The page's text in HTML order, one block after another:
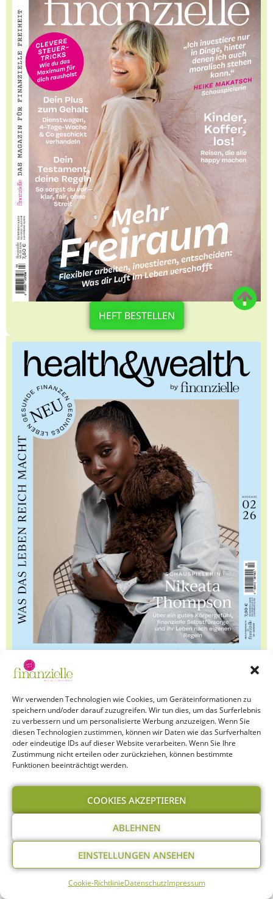
Wir verwenden Technologien wie Cookies, um Geräteinformationen zu
speichern und/oder darauf zuzugreifen. Wir tun dies, um das Surferlebnis
zu verbessern und um personalisierte Werbung anzuzeigen. Wenn Sie
diesen Technologien zustimmen, können wir Daten wie das Surfverhalten
oder eindeutige IDs auf dieser Website verarbeiten. Wenn Sie Ihre
Zustimmung nicht erteilen oder zurückziehen, können bestimmte
Funktionen beeinträchtigt werden.
COOKIES AKZEPTIEREN
ABLEHNEN
EINSTELLUNGEN ANSEHEN
Cookie-RichtlinieDatenschutzImpressum
HEFT BESTELLEN